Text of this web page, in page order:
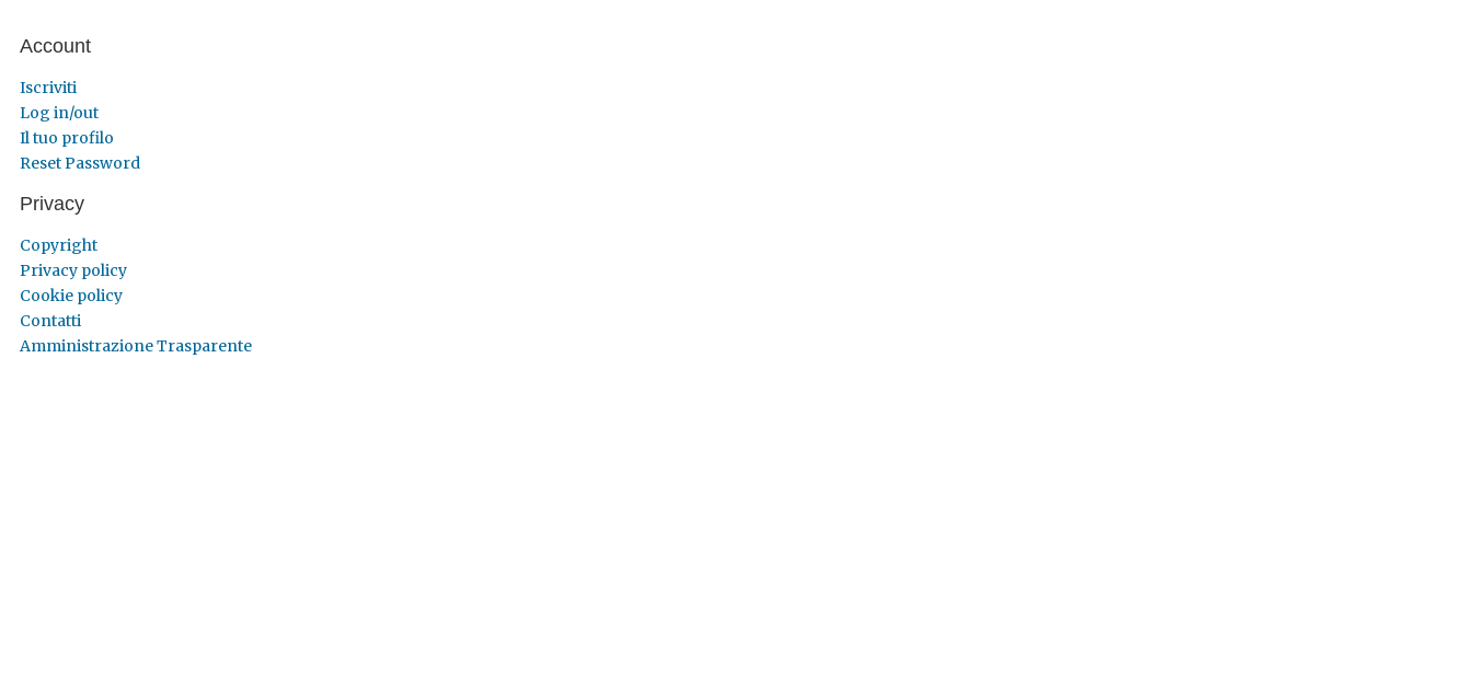
Account
Iscriviti
Log in/out
Il tuo profilo
Reset Password
Privacy
Copyright
Privacy policy
Cookie policy
Contatti
Amministrazione Trasparente